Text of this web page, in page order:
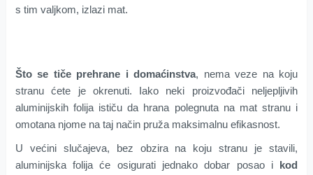
s tim valjkom, izlazi mat.
Što se tiče prehrane i domaćinstva, nema veze na koju
stranu ćete je okrenuti. Iako neki proizvođači neljepljivih
aluminijskih folija ističu da hrana polegnuta na mat stranu i
omotana njome na taj način pruža maksimalnu efikasnost.
U većini slučajeva, bez obzira na koju stranu je stavili,
aluminijska folija će osigurati jednako dobar posao i kod